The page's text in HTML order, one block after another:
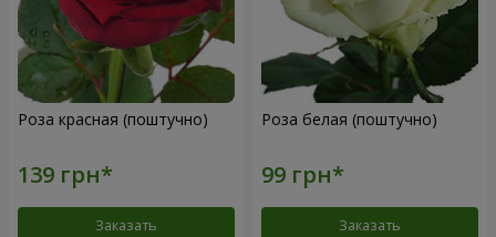
Роза красная (поштучно)
Заказать
Роза белая (поштучно)
Заказать